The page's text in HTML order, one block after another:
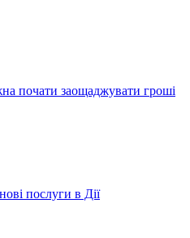
почати заощаджувати гроші
послуги в Дії